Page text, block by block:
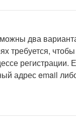
два
требуется,
адрес email